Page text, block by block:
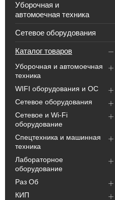
Уборочная и
автомоечная техника
Сетевое оборудования
Каталог товаров
Уборочная и автомоечная
техника
WIFI оборудования и ОС
Сетевое оборудования
Сетевое и Wi-Fi
оборудование
Спецтехника и машинная
техника
Лабораторное
оборудование
Раз Об
КИП